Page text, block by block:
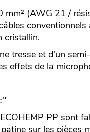
mm² (AWG 21 /
cristallin.
tresse et d'un
effets de la
PP sont
sur les pièces